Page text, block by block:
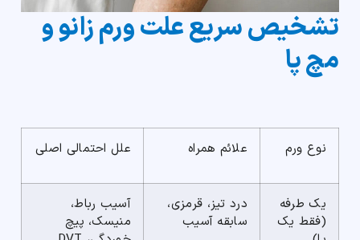
تشخیص سریع علت ورم زانو و
مچ پا
نوع ورم علائم همراه علل احتمالی اصلی
یک طرفه
(فقط یک
درد تیز، قرمزی،
سابقه آسیب
آسیب رباط،
منیسک، پیچ